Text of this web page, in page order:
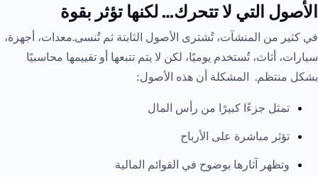
الأصول التي لا تتحرك… لكنها تؤثر بقوة
في كثير من المنشآت، تُشترى الأصول الثابتة ثم تُنسى.معدات، أجهزة،
سيارات، أثاث، تُستخدم يوميًا، لكن لا يتم تتبعها أو تقييمها محاسبيًا
بشكل منتظم. المشكلة أن هذه الأصول:
تمثل جزءًا كبيرًا من رأس المال
تؤثر مباشرة على الأرباح
وتظهر آثارها بوضوح في القوائم المالية